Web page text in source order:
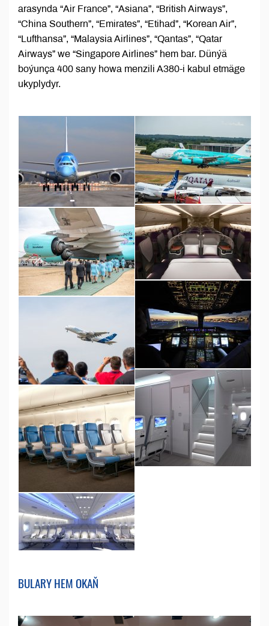
arasynda “Air France”, “Asiana”, “British Airways”,
“China Southern”, “Emirates”, “Etihad”, “Korean Air”,
“Lufthansa”, “Malaysia Airlines”, “Qantas”, “Qatar
Airways” we “Singapore Airlines” hem bar. Dünýä
boýunça 400 sany howa menzili A380-i kabul etmäge
ukyplydyr.
BULARY HEM OKAŇ